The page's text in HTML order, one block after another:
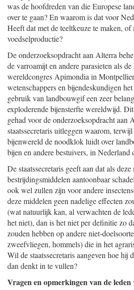
was de hoofdreden van die Europese
over te gaan? En waarom is dat voor
Heeft dat met de teeltkeuze te maken,
voedselproductie?
De onderzoeksopdracht aan Alterra
de varroamijt en andere parasieten als
wereldcongres Apimondia in
wetenschappers en bijendeskundigen
gebruik van landbouwgif een zeer
exploderende bijensterfte wereldwijd.
gehad voor de onderzoeksopdracht aan
staatssecretaris uitleggen waarom,
bijenwereld de noodklok luidt over
bijen en andere bestuivers, in Nederland
De staatssecretaris geeft aan dat als
bestrijdingsmiddelen aantoonbaar
ook wel zullen zijn voor andere
deze middelen geen nadelige effecten
(wat natuurlijk kan, al verwachten de
het niet), dan is het niet per definitie zo
zouden hebben op andere niet-
zweefvliegen, hommels) die in het
Wil de staatssecretaris aangeven hoe hij
dan denkt in te vullen?
Vragen en opmerkingen van de